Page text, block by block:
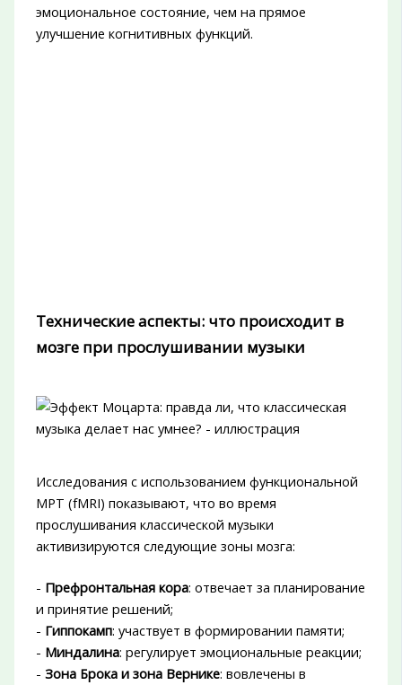
эмоциональное состояние, чем на прямое
улучшение когнитивных функций.
Технические аспекты: что происходит в
мозге при прослушивании музыки
Исследования с использованием функциональной
МРТ (fMRI) показывают, что во время
прослушивания классической музыки
активизируются следующие зоны мозга:
- Префронтальная кора: отвечает за планирование
и принятие решений;
- Гиппокамп: участвует в формировании памяти;
- Миндалина: регулирует эмоциональные реакции;
- Зона Брока и зона Вернике: вовлечены в